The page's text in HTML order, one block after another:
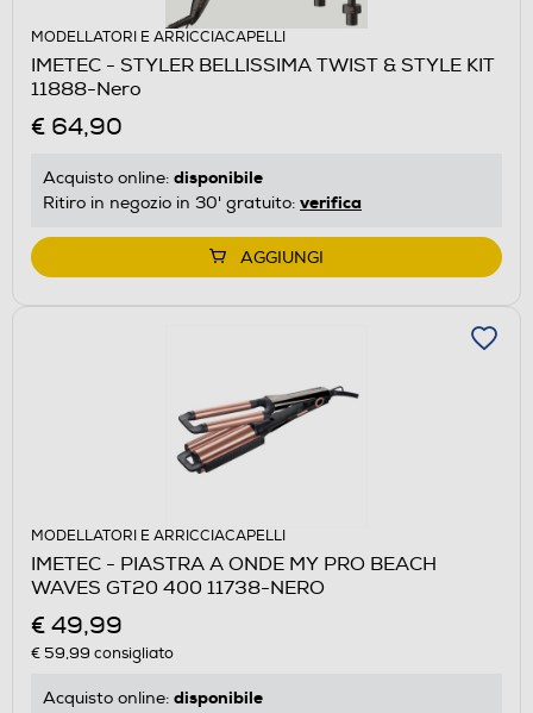
MODELLATORI E ARRICCIACAPELLI
IMETEC - STYLER BELLISSIMA TWIST & STYLE KIT
11888-Nero
€ 64,90
Acquisto online: disponibile
Ritiro in negozio in 30' gratuito: verifica
AGGIUNGI
MODELLATORI E ARRICCIACAPELLI
IMETEC - PIASTRA A ONDE MY PRO BEACH
WAVES GT20 400 11738-NERO
€ 49,99
€ 59,99 consigliato
Acquisto online: disponibile